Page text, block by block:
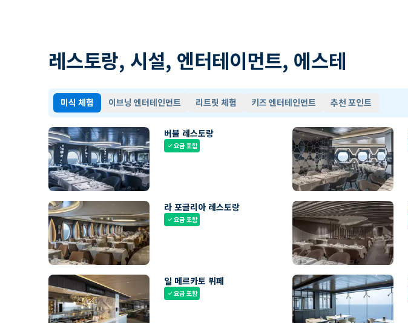
레스토랑, 시설, 엔터테이먼트, 에스테
미식 체험 이브닝 엔터테인먼트 리트릿 체험 키즈 엔터테인먼트 추천 포인트
버블 레스토랑
check요금 포함
라 포글리아 레스토랑
check요금 포함
일 메르카토 뷔페
check요금 포함